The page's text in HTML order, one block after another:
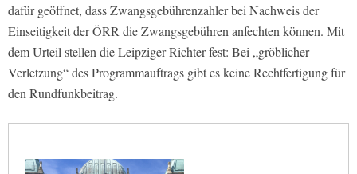
dafür geöffnet, dass Zwangsgebührenzahler bei Nachweis der
Einseitigkeit der ÖRR die Zwangsgebühren anfechten können. Mit
dem Urteil stellen die Leipziger Richter fest: Bei „gröblicher
Verletzung“ des Programmauftrags gibt es keine Rechtfertigung für
den Rundfunkbeitrag.